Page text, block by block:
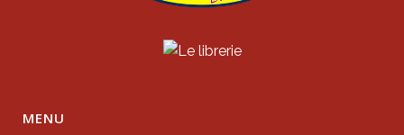
MENU